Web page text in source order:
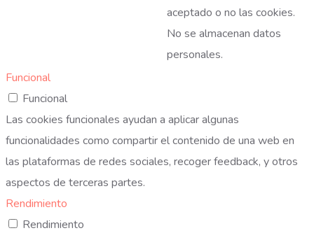
aceptado o no las cookies.
No se almacenan datos
personales.
Funcional
Funcional
Las cookies funcionales ayudan a aplicar algunas
funcionalidades como compartir el contenido de una web en
las plataformas de redes sociales, recoger feedback, y otros
aspectos de terceras partes.
Rendimiento
Rendimiento